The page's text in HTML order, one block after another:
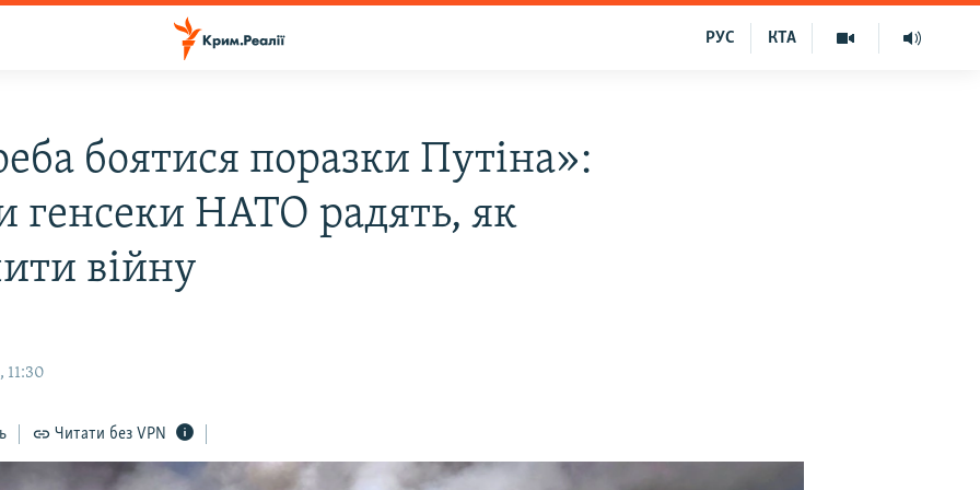
КТА
РУС
боятися поразки Путіна»:
генсеки НАТО радять, як
війну
11:30
Читати без VPN